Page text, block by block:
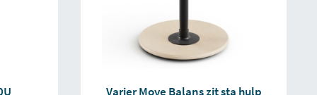
Varier Move Balans zit sta hulp